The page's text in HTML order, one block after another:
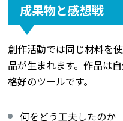
成果物と感想戦
創作活動では同じ材料を
品が生まれます。作品は
格好のツールです。
何をどう工夫したのか